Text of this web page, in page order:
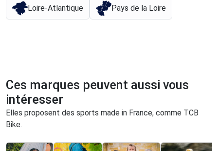
Loire-Atlantique Pays de la Loire
Ces marques peuvent aussi vous
intéresser
Elles proposent des sports made in France, comme TCB
Bike.